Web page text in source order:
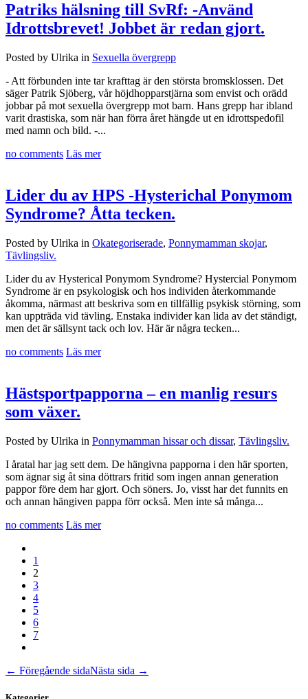
Patriks hälsning till SvRf: -Använd
Idrottsbrevet! Jobbet är redan gjort.
Posted by Ulrika in Sexuella övergrepp
- Att förbunden inte tar krafttag är den största bromsklossen. Det
säger Patrik Sjöberg, vår höjdhopparstjärna som envist och orädd
jobbar på mot sexuella övergrepp mot barn. Hans grepp har ibland
varit drastiska, som när han förra året hängde ut en idrottspedofil
med namn och bild. -...
no comments Läs mer
Lider du av HPS -Hysterichal Ponymom
Syndrome? Åtta tecken.
Posted by Ulrika in Okategoriserade, Ponnymamman skojar,
Tävlingsliv.
Lider du av Hysterical Ponymom Syndrome? Hystercial Ponymom
Syndrome är en psykologisk och hos individen återkommande
åkomma, närmast att beskriva som en tillfällig psykisk störning, som
kan uppträda vid tävling. Enstaka individer kan lida av det ständigt,
men det är sällsynt tack och lov. Här är några tecken...
no comments Läs mer
Hästsportpapporna – en manlig resurs
som växer.
Posted by Ulrika in Ponnymamman hissar och dissar, Tävlingsliv.
I åratal har jag sett dem. De hängivna papporna i den här sporten,
som ägnar sig åt sina döttrars fritid som ingen annan generation
pappor före dem har gjort. Och söners. Jo, visst har det funnits en
och annan hängiven pappa förr också. Men inte så många...
no comments Läs mer
1
2
3
4
5
6
7
← Föregående sidaNästa sida →